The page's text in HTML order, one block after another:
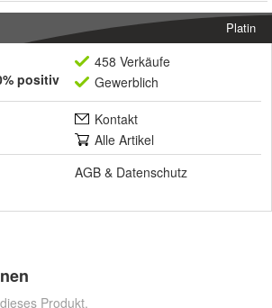
Platin
positiv
458 Verkäufe
Gewerblich
Kontakt
Alle Artikel
AGB & Datenschutz
Produkt.